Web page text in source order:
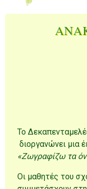
Το
διοργανώνει μια
«Ζωγραφίζω τα
Οι μαθητές του